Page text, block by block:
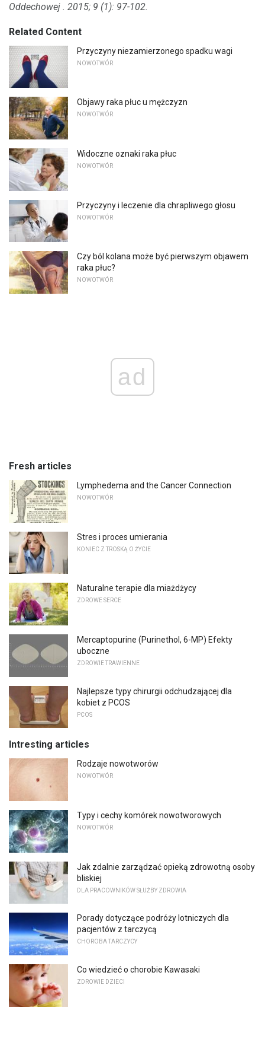
Oddechowej . 2015; 9 (1): 97-102.
Related Content
Przyczyny niezamierzonego spadku wagi
NOWOTWÓR
Objawy raka płuc u mężczyzn
NOWOTWÓR
Widoczne oznaki raka płuc
NOWOTWÓR
Przyczyny i leczenie dla chrapliwego głosu
NOWOTWÓR
Czy ból kolana może być pierwszym objawem
raka płuc?
NOWOTWÓR
ad
Fresh articles
Lymphedema and the Cancer Connection
NOWOTWÓR
Stres i proces umierania
KONIEC Z TROSKĄ O ŻYCIE
Naturalne terapie dla miażdżycy
ZDROWE SERCE
Mercaptopurine (Purinethol, 6-MP) Efekty
uboczne
ZDROWIE TRAWIENNE
Najlepsze typy chirurgii odchudzającej dla
kobiet z PCOS
PCOS
Intresting articles
Rodzaje nowotworów
NOWOTWÓR
Typy i cechy komórek nowotworowych
NOWOTWÓR
Jak zdalnie zarządzać opieką zdrowotną osoby
bliskiej
DLA PRACOWNIKÓW SŁUŻBY ZDROWIA
Porady dotyczące podróży lotniczych dla
pacjentów z tarczycą
CHOROBA TARCZYCY
Co wiedzieć o chorobie Kawasaki
ZDROWIE DZIECI